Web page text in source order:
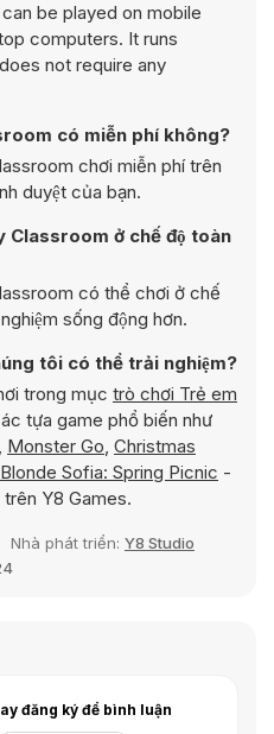
be played on mobile
computers. It runs
not require any
có miễn phí không?
chơi miễn phí trên
duyệt của bạn.
Classroom ở chế độ toàn
có thể chơi ở chế
sống động hơn.
tôi có thể trải nghiệm?
trong mục trò chơi Trẻ em
tựa game phổ biến như
, Monster Go, Christmas
Blonde Sofia: Spring Picnic -
Y8 Games.
Nhà phát triển: Y8 Studio
đăng ký để bình luận